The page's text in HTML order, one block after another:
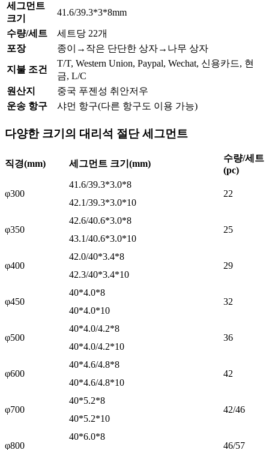
세그먼트
크기
41.6/39.3*3*8mm
수량/세트
세트당 22개
포장
종이→작은 단단한 상자→나무 상자
지불 조건
T/T, Western Union, Paypal, Wechat, 신용카드, 현
금, L/C
원산지
중국 푸젠성 취안저우
운송 항구
샤먼 항구(다른 항구도 이용 가능)
다양한 크기의 대리석 절단 세그먼트
직경(mm) 세그먼트 크기(mm)
수량/세트
(pc)
φ300
41.6/39.3*3.0*8
22
42.1/39.3*3.0*10
φ350
42.6/40.6*3.0*8
25
43.1/40.6*3.0*10
φ400
42.0/40*3.4*8
29
42.3/40*3.4*10
φ450
40*4.0*8
32
40*4.0*10
φ500
40*4.0/4.2*8
36
40*4.0/4.2*10
φ600
40*4.6/4.8*8
42
40*4.6/4.8*10
φ700
40*5.2*8
42/46
40*5.2*10
φ800
40*6.0*8
46/57